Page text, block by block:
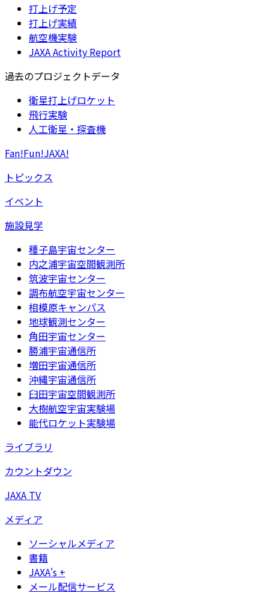
打上げ予定
打上げ実績
航空機実験
JAXA Activity Report
過去のプロジェクトデータ
衛星打上げロケット
飛行実験
人工衛星・探査機
Fan!Fun!JAXA!
トピックス
イベント
施設見学
種子島宇宙センター
内之浦宇宙空間観測所
筑波宇宙センター
調布航空宇宙センター
相模原キャンパス
地球観測センター
角田宇宙センター
勝浦宇宙通信所
増田宇宙通信所
沖縄宇宙通信所
臼田宇宙空間観測所
大樹航空宇宙実験場
能代ロケット実験場
ライブラリ
カウントダウン
JAXA TV
メディア
ソーシャルメディア
書籍
JAXA's +
メール配信サービス